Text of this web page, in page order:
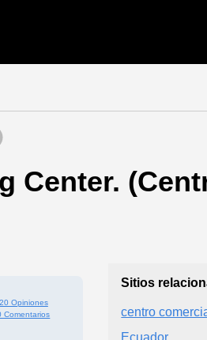
Center.
Opiniones
Comentarios
Sitios
centro
Ecuador